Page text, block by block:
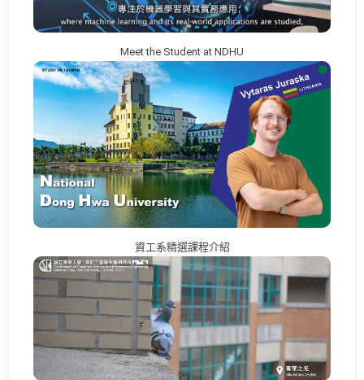
Meet the Student at NDHU
資工系精選課程介紹